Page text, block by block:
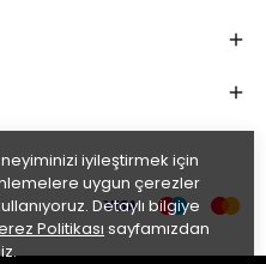
iyileştirmek için
uygun çerezler
Detaylı bilgiye
Politikası sayfamızdan